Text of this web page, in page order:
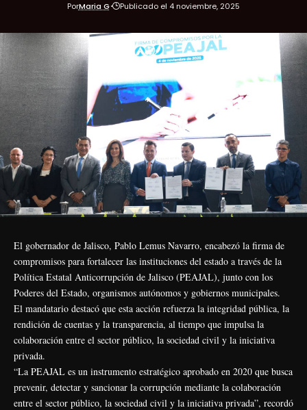
PorMaria G Publicado el 4 noviembre, 2025
El gobernador de Jalisco, Pablo Lemus Navarro, encabezó la firma de
compromisos para fortalecer las instituciones del estado a través de la
Política Estatal Anticorrupción de Jalisco (PEAJAL), junto con los
Poderes del Estado, organismos autónomos y gobiernos municipales.
El mandatario destacó que esta acción refuerza la integridad pública, la
rendición de cuentas y la transparencia, al tiempo que impulsa la
colaboración entre el sector público, la sociedad civil y la iniciativa
privada.
“La PEAJAL es un instrumento estratégico aprobado en 2020 que busca
prevenir, detectar y sancionar la corrupción mediante la colaboración
entre el sector público, la sociedad civil y la iniciativa privada”, recordó